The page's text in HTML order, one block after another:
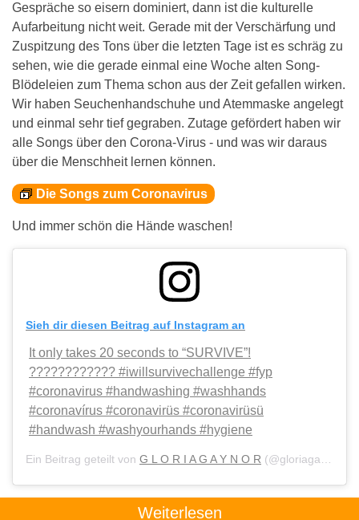
Gespräche so eisern dominiert, dann ist die kulturelle
Aufarbeitung nicht weit. Gerade mit der Verschärfung und
Zuspitzung des Tons über die letzten Tage ist es schräg zu
sehen, wie die gerade einmal eine Woche alten Song-
Blödeleien zum Thema schon aus der Zeit gefallen wirken.
Wir haben Seuchenhandschuhe und Atemmaske angelegt
und einmal sehr tief gegraben. Zutage gefördert haben wir
alle Songs über den Corona-Virus - und was wir daraus
über die Menschheit lernen können.
Die Songs zum Coronavirus
Und immer schön die Hände waschen!
Sieh dir diesen Beitrag auf Instagram an
It only takes 20 seconds to “SURVIVE”!
???????????? #iwillsurvivechallenge #fyp
#coronavirus #handwashing #washhands
#coronavírus #coronavirüs #coronavirüsü
#handwash #washyourhands #hygiene
Ein Beitrag geteilt von G L O R I A G A Y N O R (@gloriagaynor) am
Weiterlesen